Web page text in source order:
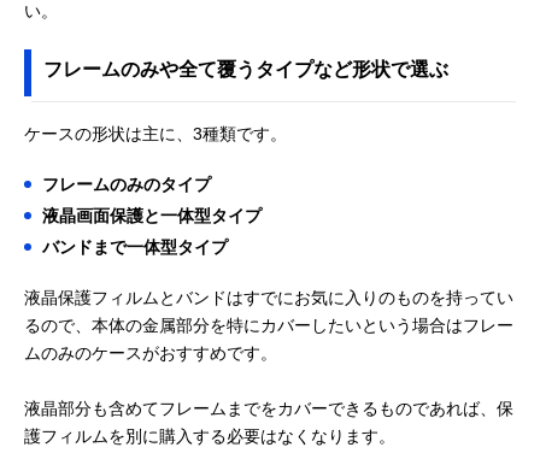
い。
フレームのみや全て覆うタイプなど形状で選ぶ
ケースの形状は主に、3種類です。
フレームのみのタイプ
液晶画面保護と一体型タイプ
バンドまで一体型タイプ
液晶保護フィルムとバンドはすでにお気に入りのものを持ってい
るので、本体の金属部分を特にカバーしたいという場合はフレー
ムのみのケースがおすすめです。
液晶部分も含めてフレームまでをカバーできるものであれば、保
護フィルムを別に購入する必要はなくなります。